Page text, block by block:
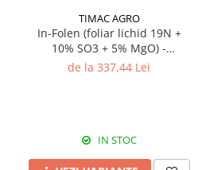
TIMAC AGRO
In-Folen (foliar lichid 19N +
10% SO3 + 5% MgO) -
Fertilizant foliar
de la 337,44 Lei
IN STOC